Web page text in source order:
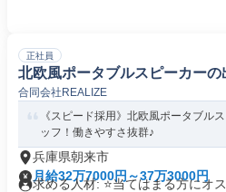
正社員
北欧風ポータブルスピーカーの
合同会社REALIZE
《スピード採用》北欧風ポータブル
ッフ！働きやすさ抜群♪
兵庫県朝来市
月給32万7000円～37万3000円
求める人材: ⭐️当てはまる方にオ